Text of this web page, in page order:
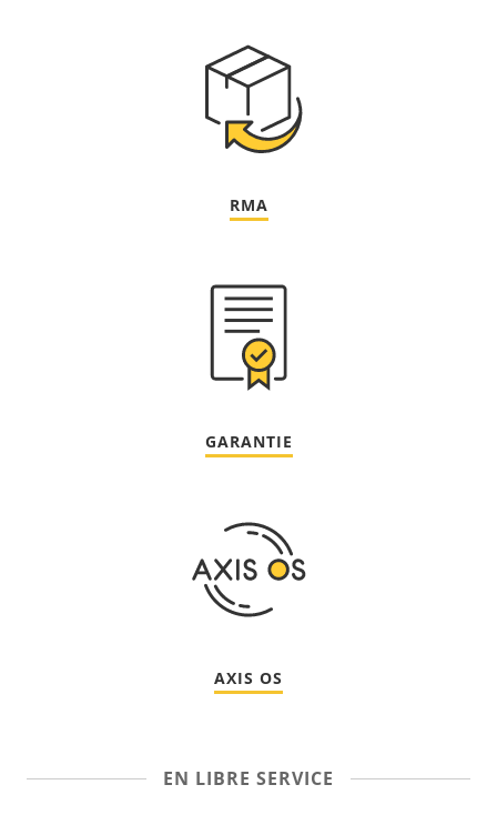
RMA
GARANTIE
AXIS OS
EN LIBRE SERVICE